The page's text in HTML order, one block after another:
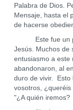
Palabra de Dios.
Mensaje, hasta el
de hacerse
Este fue un
Jesús. Muchos de
entusiasmo a este
abandonaron, al
duro de vivir. Esto
vosotros,
"¿A quién